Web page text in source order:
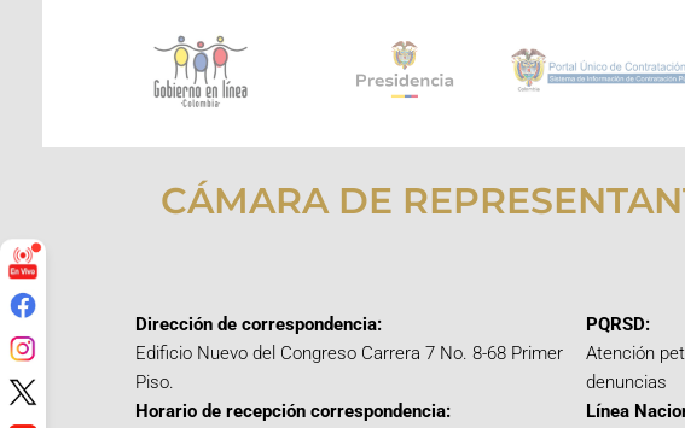
CÁMARA DE
Dirección de correspondencia:
Edificio Nuevo del Congreso Carrera 7 No. 8-68 Primer
Piso.
Horario de recepción correspondencia:
PQRSD:
Atención
denuncias
Línea